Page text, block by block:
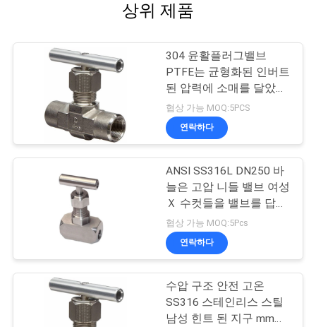
상위 제품
304 윤활플러그밸브
PTFE는 균형화된 인버트
된 압력에 소매를 달았습
니다
협상 가능 MOQ:5PCS
연락하다
ANSI SS316L DN250 바
늘은 고압 니들 밸브 여성
Ｘ 수컷들을 밸브를 답니
다
협상 가능 MOQ:5Pcs
연락하다
수압 구조 안전 고온
SS316 스테인리스 스틸
남성 힌트 된 지구 mm